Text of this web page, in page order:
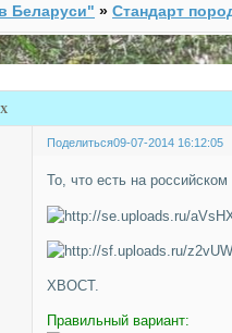
Беларуси" »Стандарт
Поделиться09-07-2014 16:12:05
То, что есть на
ХВОСТ.
Правильный вариант: